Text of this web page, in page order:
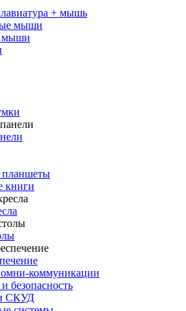
+ мышь
мыши
мыши
планшеты
книги
коммуникации
безопасность
СКУД